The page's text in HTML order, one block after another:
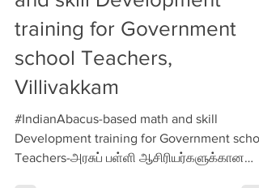
#IndianAbacus-based math
and skill Development
training for Government
school Teachers,
Villivakkam
#IndianAbacus-based math and skill
Development training for Government school